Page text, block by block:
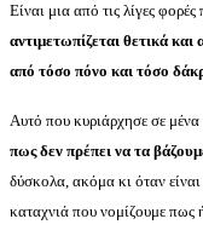
Είναι μια από τις λίγες φορές
αντιμετωπίζεται θετικά και
από τόσο πόνο και τόσο
Αυτό που κυριάρχησε σε μένα
πως δεν πρέπει να τα
δύσκολα, ακόμα κι όταν
καταχνιά που νομίζουμε πως